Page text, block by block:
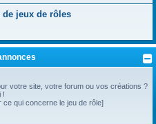
de jeux de rôles
votre site, votre forum ou vos créations ?
!
ce qui concerne le jeu de rôle]